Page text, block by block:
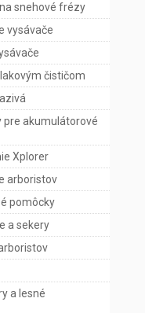
snehové frézy
vysávače
čističom
pre akumulátorové
Xplorer
arboristov
pomôcky
a sekery
a lesné